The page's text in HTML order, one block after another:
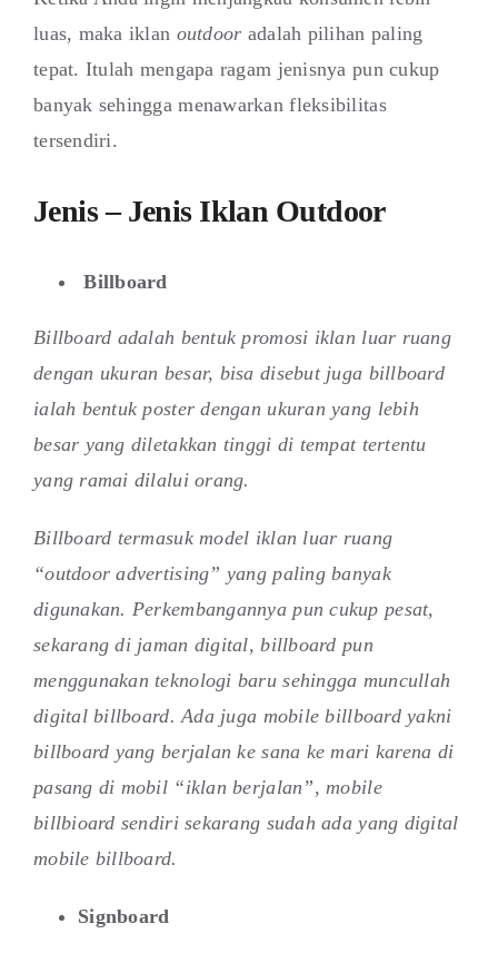
luas, maka iklan outdoor adalah pilihan paling
tepat. Itulah mengapa ragam jenisnya pun cukup
banyak sehingga menawarkan fleksibilitas
tersendiri.
Jenis – Jenis Iklan Outdoor
Billboard
Billboard adalah bentuk promosi iklan luar ruang
dengan ukuran besar, bisa disebut juga billboard
ialah bentuk poster dengan ukuran yang lebih
besar yang diletakkan tinggi di tempat tertentu
yang ramai dilalui orang.
Billboard termasuk model iklan luar ruang
“outdoor advertising” yang paling banyak
digunakan. Perkembangannya pun cukup pesat,
sekarang di jaman digital, billboard pun
menggunakan teknologi baru sehingga muncullah
digital billboard. Ada juga mobile billboard yakni
billboard yang berjalan ke sana ke mari karena di
pasang di mobil “iklan berjalan”, mobile
billbioard sendiri sekarang sudah ada yang digital
mobile billboard.
Signboard